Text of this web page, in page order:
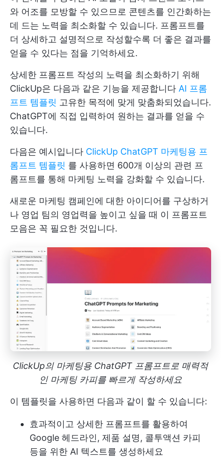
와 어조를 모방할 수 있으므로 콘텐츠를 인간화하는
데 드는 노력을 최소화할 수 있습니다. 프롬프트를
더 상세하고 설명적으로 작성할수록 더 좋은 결과를
얻을 수 있다는 점을 기억하세요.
상세한 프롬프트 작성의 노력을 최소화하기 위해
ClickUp은 다음과 같은 기능을 제공합니다 AI 프롬
프트 템플릿 고유한 목적에 맞게 맞춤화되었습니다.
ChatGPT에 직접 입력하여 원하는 결과를 얻을 수
있습니다.
다음은 예시입니다 ClickUp ChatGPT 마케팅용 프
롬프트 템플릿 를 사용하면 600개 이상의 관련 프
롬프트를 통해 마케팅 노력을 강화할 수 있습니다.
새로운 마케팅 캠페인에 대한 아이디어를 구상하거
나 영업 팀의 영업력을 높이고 싶을 때 이 프롬프트
모음은 꼭 필요한 것입니다.
ClickUp의 마케팅용 ChatGPT 프롬프트로 매력적
인 마케팅 카피를 빠르게 작성하세요
이 템플릿을 사용하면 다음과 같이 할 수 있습니다:
효과적이고 상세한 프롬프트를 활용하여
Google 헤드라인, 제품 설명, 콜투액션 카피
등을 위한 AI 텍스트를 생성하세요